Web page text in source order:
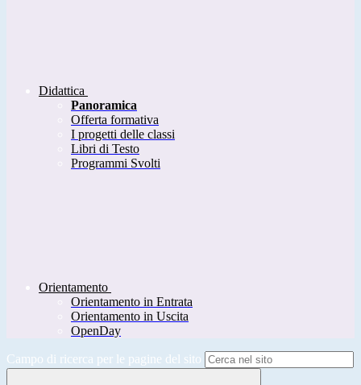
Didattica
Panoramica
Offerta formativa
I progetti delle classi
Libri di Testo
Programmi Svolti
Orientamento
Orientamento in Entrata
Orientamento in Uscita
OpenDay
Campo di ricerca per le pagine del sito